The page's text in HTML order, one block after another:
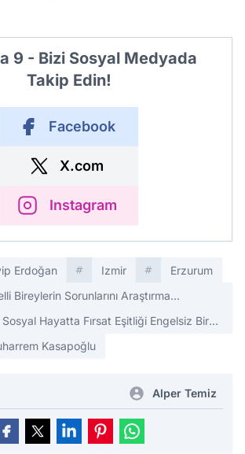
9 - Bizi Sosyal Medyada
Takip Edin!
Facebook
X.com
Instagram
Erdoğan Izmir
Erzurum
Bireylerin Sorunlarını Araştırma
Hayatta Fırsat Eşitliği Engelsiz Bir
Kasapoğlu
Alper Temiz